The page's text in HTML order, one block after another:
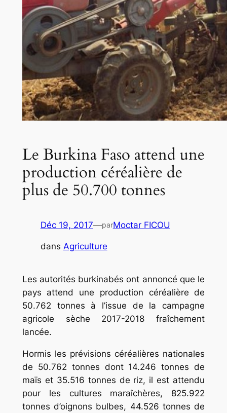
Le Burkina Faso attend une
production céréalière de
plus de 50.700 tonnes
Déc 19, 2017—parMoctar FICOU
dans Agriculture
Les autorités burkinabés ont annoncé que le
pays attend une production céréalière de
50.762 tonnes à l’issue de la campagne
agricole sèche 2017-2018 fraîchement
lancée.
Hormis les prévisions céréalières nationales
de 50.762 tonnes dont 14.246 tonnes de
maïs et 35.516 tonnes de riz, il est attendu
pour les cultures maraîchères, 825.922
tonnes d’oignons bulbes, 44.526 tonnes de